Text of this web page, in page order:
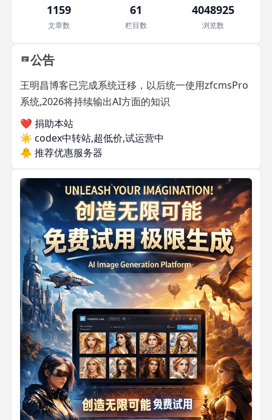
1159
文章数
61
栏目数
4048925
浏览数
公告
王明昌博客已完成系统迁移，以后统一使用zfcmsPro
系统,2026将持续输出AI方面的知识
❤️ 捐助本站
☀️ codex中转站,超低价,试运营中
🐥 推荐优惠服务器